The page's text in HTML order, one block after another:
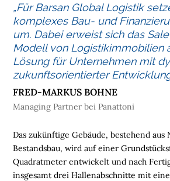
L
O
G
I
S
T
I
I
O
Das zukünftige Gebäude, bestehend aus
Bestandsbau, wird auf einer
Quadratmeter entwickelt und nach
insgesamt drei Hallenabschnitte mit
„Für Barsan Global Logistik
komplexes Bau- und
um. Dabei erweist sich das
Modell von Logistikimmobilien
Lösung für Unternehmen mit
zukunftsorientierter
FRED-MARKUS BOHNE
Managing Partner bei Panattoni